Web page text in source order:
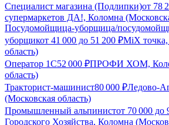
Специалист магазина (Подлипки)от 78
супермаркетов ДА!, Коломна
Посудомойщица-уборщица/
уборщикот 41 000 до 51 200 ₽MiX
область)
Оператор 1С52 000 ₽ПРОФИ ХОМ,
область)
Тракторист-машинист80 000 ₽Ледово-
(Московская область)
Промышленный альпинистот 70 000 до
Городского Хозяйства, Коломна